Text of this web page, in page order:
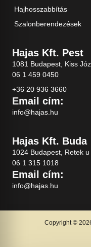
Hajhosszabbítás
Szalonberendezések
Hajas Kft. Pest
1081 Budapest, Kiss
06 1 459 0450
+36 20 936 3660
Email cím:
info@hajas.hu
Hajas Kft. Buda
1024 Budapest, Retek u
06 1 315 1018
Email cím:
info@hajas.hu
Copyright ©